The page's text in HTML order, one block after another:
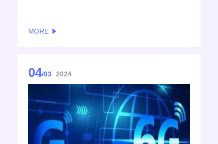
MORE
04/03 2024